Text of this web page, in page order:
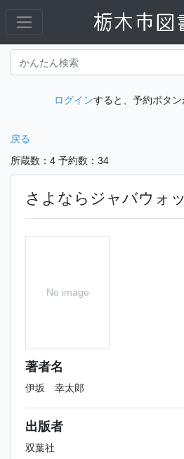
ログインすると、予約ボタン
戻る
所蔵数：4 予約数：34
さよならジャバウォ
No image
著者名
伊坂 幸太郎
出版者
双葉社